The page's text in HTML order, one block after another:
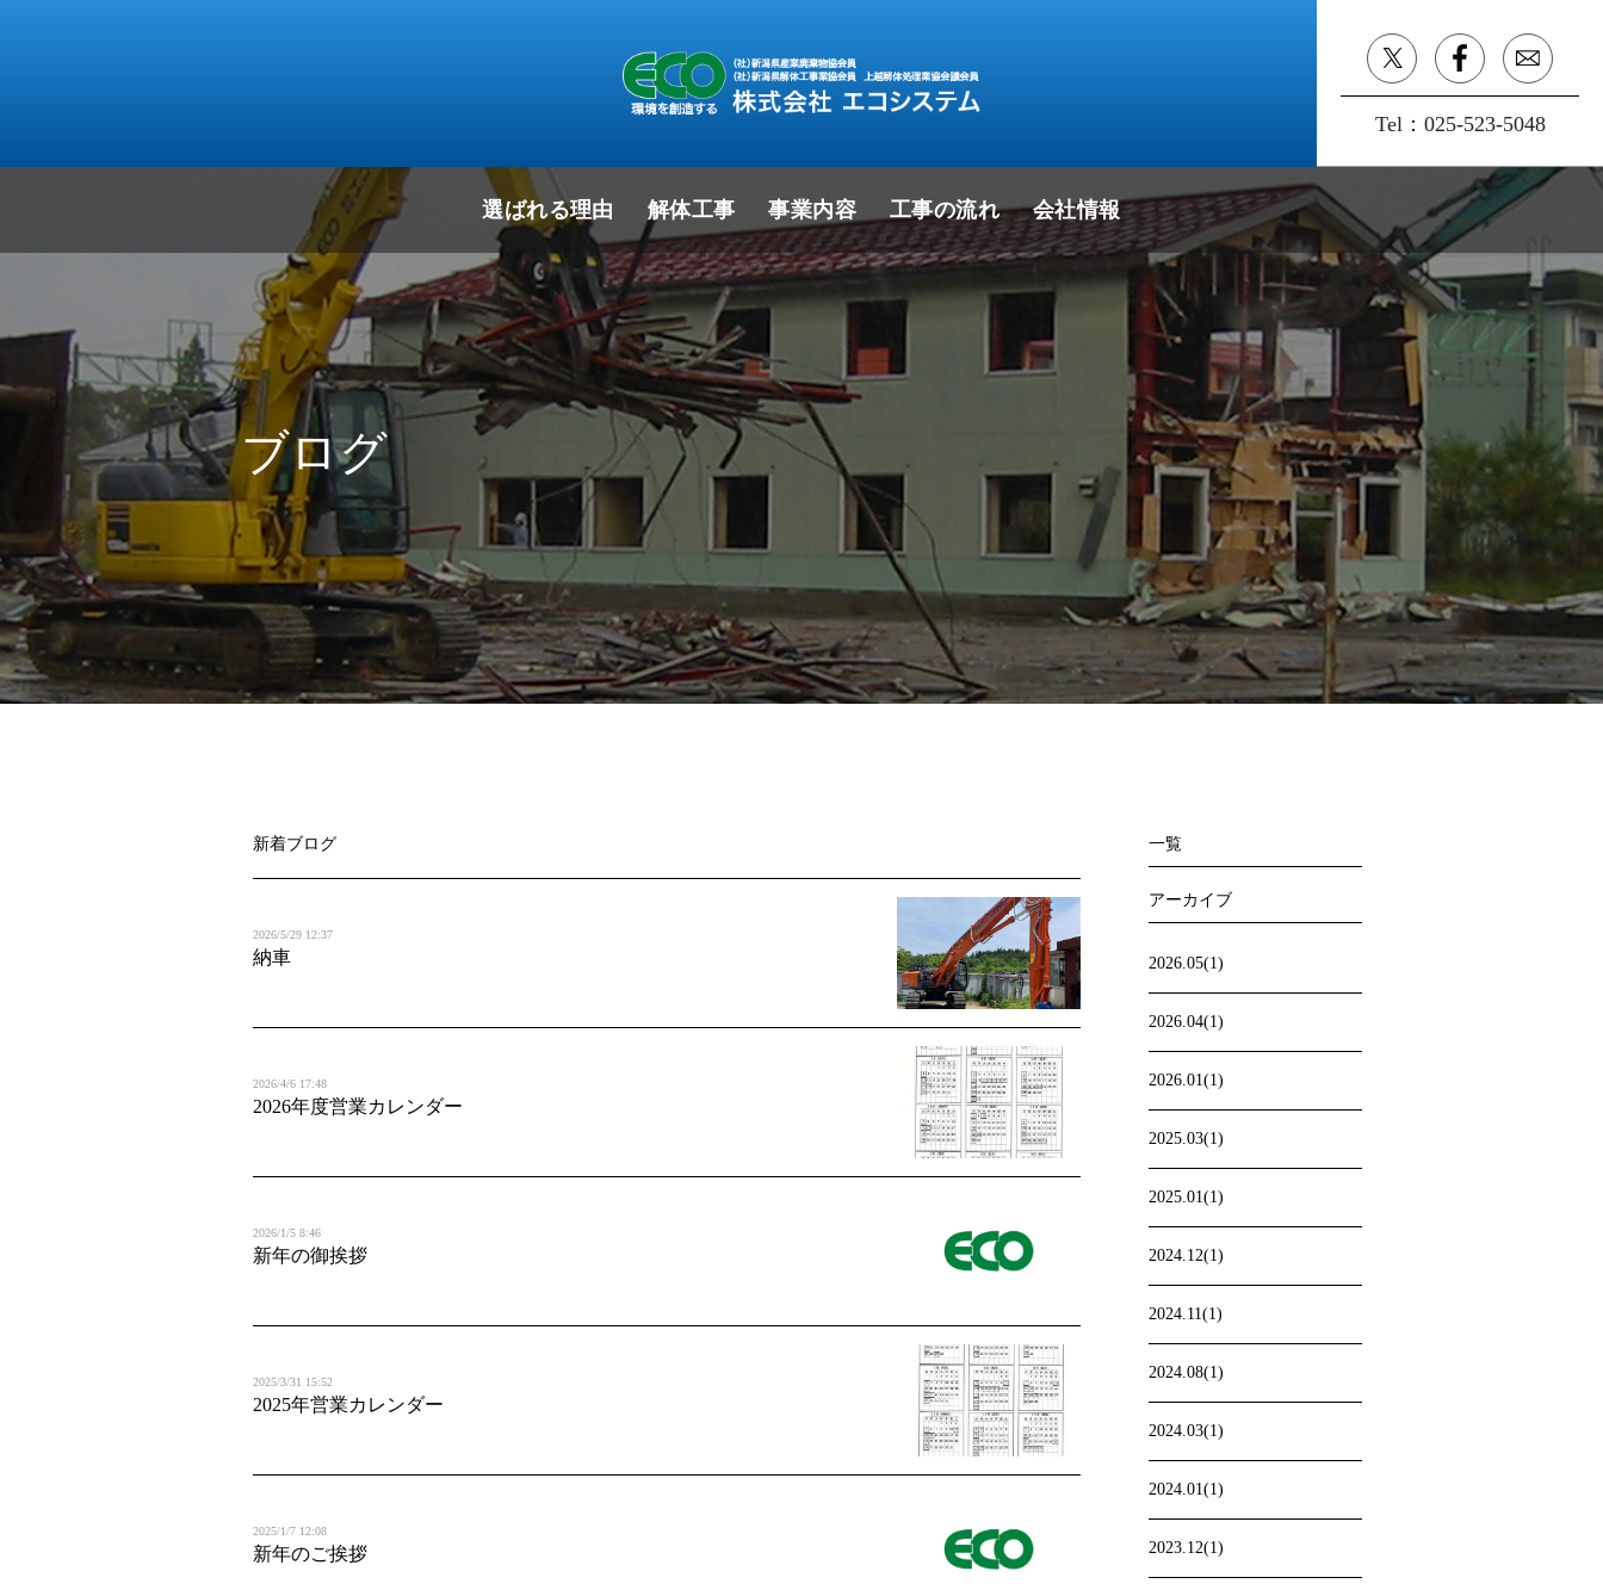
ブログ
新着ブログ
2026/5/29 12:37
納車
2026/4/6 17:48
2026年度営業カレンダー
2026/1/5 8:46
新年の御挨拶
2025/3/31 15:52
2025年営業カレンダー
2025/1/7 12:08
新年のご挨拶
一覧
アーカイブ
2026.05(1)
2026.04(1)
2026.01(1)
2025.03(1)
2025.01(1)
2024.12(1)
2024.11(1)
2024.08(1)
2024.03(1)
2024.01(1)
2023.12(1)
選ばれる理由 解体工事 事業内容 工事の流れ 会社情報
Tel： 025-523-5048